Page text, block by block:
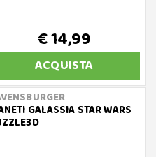
€ 14,99
ACQUISTA
GALASSIA STAR WARS